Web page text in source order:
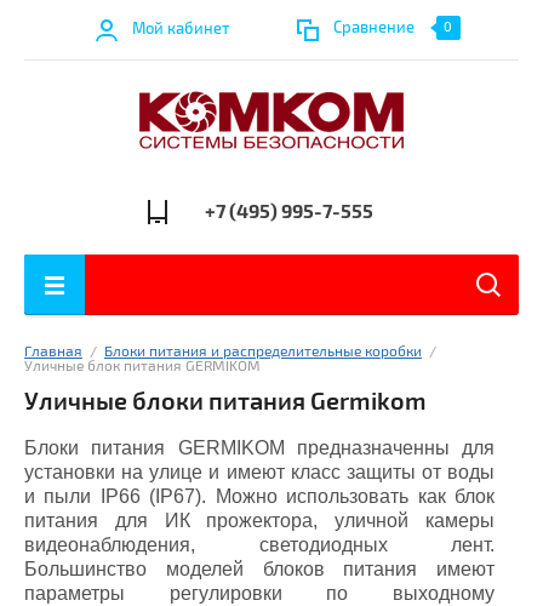
Мой кабинет Сравнение 0
+7 (495) 995-7-555
Главная
  /
Блоки питания и распределительные коробки
Уличные блок питания GERMIKOM
Уличные блоки питания Germikom
Блоки питания GERMIKOM предназначенны для
установки на улице и имеют класс защиты от воды
и пыли IP66 (IP67). Можно использовать как блок
питания для ИК прожектора, уличной камеры
видеонаблюдения, светодиодных лент.
Большинство моделей блоков питания имеют
параметры регулировки по выходному